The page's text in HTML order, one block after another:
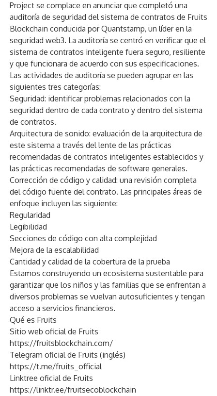
Project se complace en anunciar que completó una
auditoría de seguridad del sistema de contratos de Fruits
Blockchain conducida por Quantstamp, un líder en la
seguridad web3. La auditoría se centró en verificar que el
sistema de contratos inteligente fuera seguro, resiliente
y que funcionara de acuerdo con sus especificaciones.
Las actividades de auditoría se pueden agrupar en las
siguientes tres categorías:
Seguridad: identificar problemas relacionados con la
seguridad dentro de cada contrato y dentro del sistema
de contratos.
Arquitectura de sonido: evaluación de la arquitectura de
este sistema a través del lente de las prácticas
recomendadas de contratos inteligentes establecidos y
las prácticas recomendadas de software generales.
Corrección de código y calidad: una revisión completa
del código fuente del contrato. Las principales áreas de
enfoque incluyen las siguiente:
Regularidad
Legibilidad
Secciones de código con alta complejidad
Mejora de la escalabilidad
Cantidad y calidad de la cobertura de la prueba
Estamos construyendo un ecosistema sustentable para
garantizar que los niños y las familias que se enfrentan a
diversos problemas se vuelvan autosuficientes y tengan
acceso a servicios financieros.
Qué es Fruits
Sitio web oficial de Fruits
https://fruitsblockchain.com/
Telegram oficial de Fruits (inglés)
https://t.me/fruits_official
Linktree oficial de Fruits
https://linktr.ee/fruitsecoblockchain